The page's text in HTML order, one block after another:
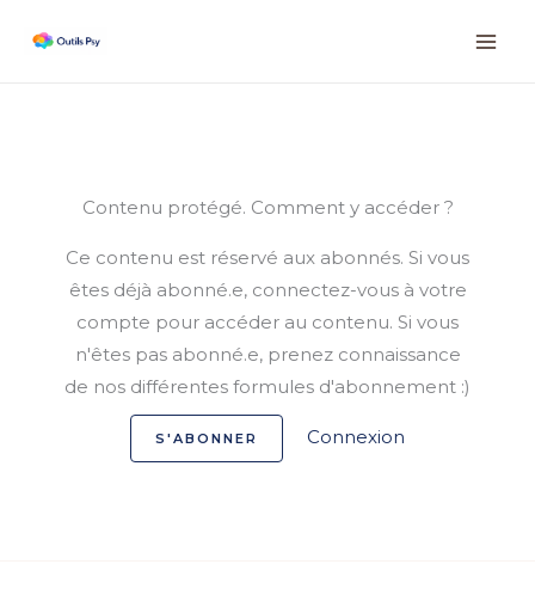
Contenu protégé. Comment y accéder ?
Ce contenu est réservé aux abonnés. Si vous
êtes déjà abonné.e, connectez-vous à votre
compte pour accéder au contenu. Si vous
n'êtes pas abonné.e, prenez connaissance
de nos différentes formules d'abonnement :)
S'ABONNER Connexion